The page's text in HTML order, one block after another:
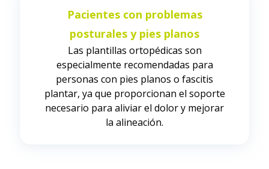
Pacientes con problemas
posturales y pies planos
Las plantillas ortopédicas son
especialmente recomendadas para
personas con pies planos o fascitis
plantar, ya que proporcionan el soporte
necesario para aliviar el dolor y mejorar
la alineación.